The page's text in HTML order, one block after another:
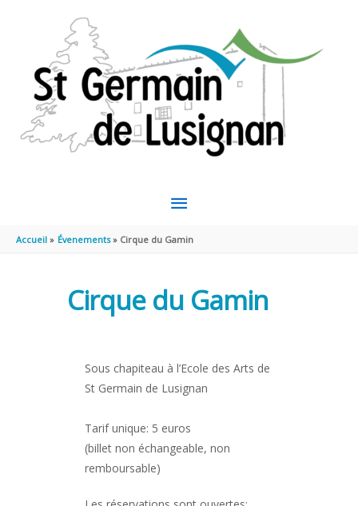
MENU
PRINCIPAL
Accueil Évenements Cirque du Gamin
Cirque du Gamin
Sous chapiteau à l’Ecole des Arts de
St Germain de Lusignan
Tarif unique: 5 euros
(billet non échangeable, non
remboursable)